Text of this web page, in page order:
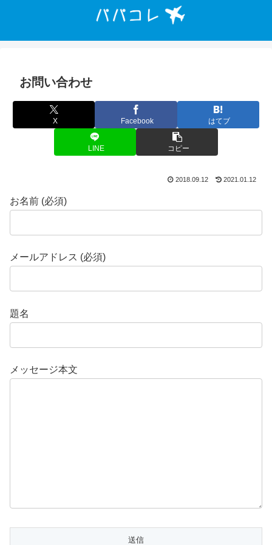
お問い合わせ
X Facebook はてブ
LINE コピー
2018.09.12 2021.01.12
お名前 (必須)
メールアドレス (必須)
題名
メッセージ本文